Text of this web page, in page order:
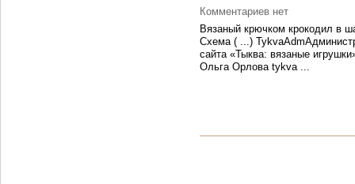
Комментариев нет
Вязаный крючком крокодил в
Схема ( ...)
сайта «Тыква: вязаные
Ольга Орлова tykva ...